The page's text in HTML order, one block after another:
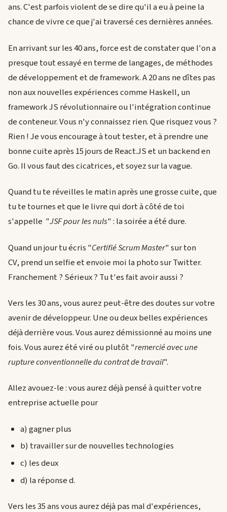
ans. C'est parfois violent de se dire qu'il a eu à peine la
chance de vivre ce que j'ai traversé ces dernières années.
En arrivant sur les 40 ans, force est de constater que l'on a
presque tout essayé en terme de langages, de méthodes
de développement et de framework. A 20 ans ne dîtes pas
non aux nouvelles expériences comme Haskell, un
framework JS révolutionnaire ou l'intégration continue
de conteneur. Vous n'y connaissez rien. Que risquez vous ?
Rien ! Je vous encourage à tout tester, et à prendre une
bonne cuite après 15 jours de React.JS et un backend en
Go. Il vous faut des cicatrices, et soyez sur la vague.
Quand tu te réveilles le matin après une grosse cuite, que
tu te tournes et que le livre qui dort à côté de toi
s'appelle "JSF pour les nuls" : la soirée a été dure.
Quand un jour tu écris "Certifié Scrum Master" sur ton
CV, prend un selfie et envoie moi la photo sur Twitter.
Franchement ? Sérieux ? Tu t'es fait avoir aussi ?
Vers les 30 ans, vous aurez peut-être des doutes sur votre
avenir de développeur. Une ou deux belles expériences
déjà derrière vous. Vous aurez démissionné au moins une
fois. Vous aurez été viré ou plutôt "remercié avec une
rupture conventionnelle du contrat de travail".
Allez avouez-le : vous aurez déjà pensé à quitter votre
entreprise actuelle pour
a) gagner plus
b) travailler sur de nouvelles technologies
c) les deux
d) la réponse d.
Vers les 35 ans vous aurez déjà pas mal d'expériences,